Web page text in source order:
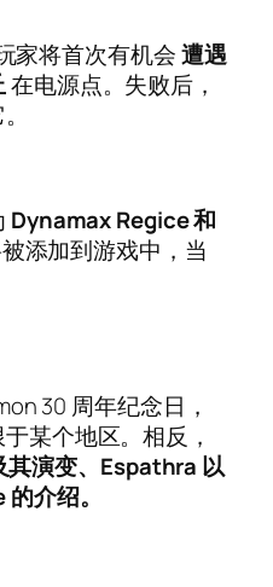
家将首次有机会遭遇
在电源点​​。失败后，
Dynamax Regice 和
添加到游戏中，当
30 周年纪念日，
某个地区。相反，
演变、Espathra 以
介绍。